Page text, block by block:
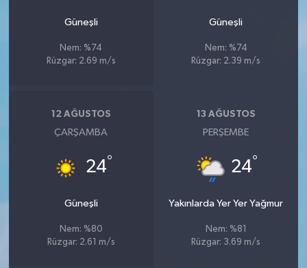
Güneşli
Nem: %74
Rüzgar: 2.69 m/s
Güneşli
Nem: %74
Rüzgar: 2.39 m/s
12 AĞUSTOS
ÇARŞAMBA
24°
Güneşli
Nem: %80
Rüzgar: 2.61 m/s
13 AĞUSTOS
PERŞEMBE
24°
Yakınlarda Yer Yer Yağmur
Nem: %81
Rüzgar: 3.69 m/s